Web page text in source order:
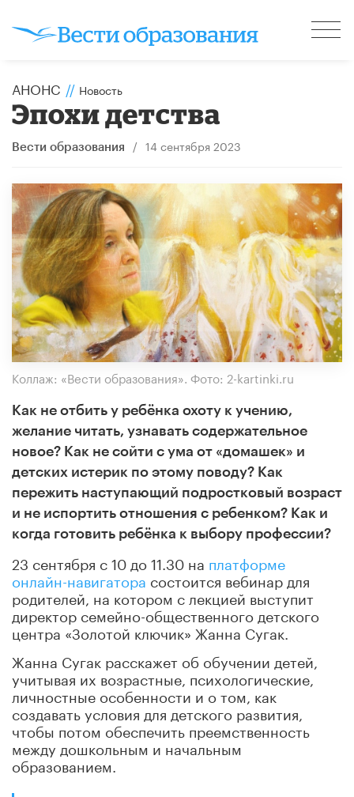
АНОНС // Новость
Эпохи детства
Вести образования / 14 сентября 2023
Коллаж: «Вести образования». Фото: 2-kartinki.ru
Как не отбить у ребёнка охоту к учению,
желание читать, узнавать содержательное
новое? Как не сойти с ума от «домашек» и
детских истерик по этому поводу? Как
пережить наступающий подростковый возраст
и не испортить отношения с ребенком? Как и
когда готовить ребёнка к выбору профессии?
23 сентября с 10 до 11.30 на платформе
онлайн-навигатора состоится вебинар для
родителей, на котором с лекцией выступит
директор семейно-общественного детского
центра «Золотой ключик» Жанна Сугак.
Жанна Сугак расскажет об обучении детей,
учитывая их возрастные, психологические,
личностные особенности и о том, как
создавать условия для детского развития,
чтобы потом обеспечить преемственность
между дошкольным и начальным
образованием.